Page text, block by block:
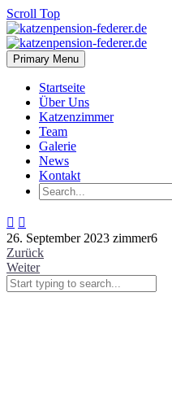
Scroll Top
Primary Menu
Startseite
Über Uns
Katzenzimmer
Team
Galerie
News
Kontakt
 
26. September 2023 zimmer6
Zurück
Weiter